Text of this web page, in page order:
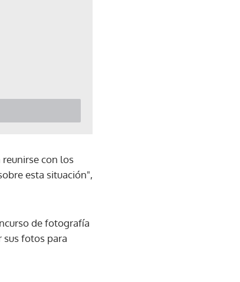
con los
esta situación",
de fotografía
fotos para